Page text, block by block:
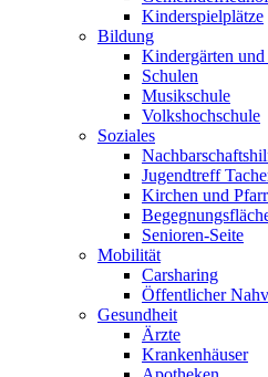
Kinderspielplätze
Bildung
Kindergärten
Schulen
Musikschule
Volkshochschule
Soziales
Jugendtreff
Kirchen und
Senioren-Seite
Mobilität
Carsharing
Öffentlicher
Gesundheit
Ärzte
Krankenhäuser